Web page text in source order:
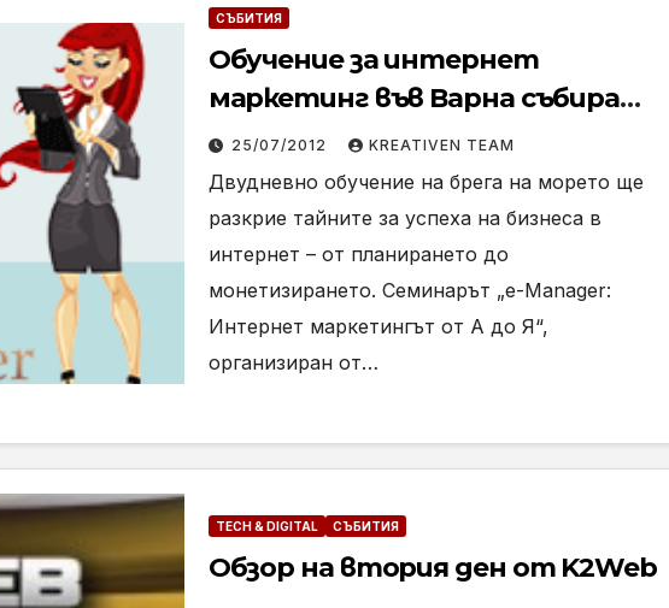
СЪБИТИЯ
Обучение за интернет
маркетинг във Варна събира
предприемачи и най-добрите
маркетинг експерти в края на
август
25/07/2012 KREATIVEN TEAM
Двудневно обучение на брега на морето ще
разкрие тайните за успеха на бизнеса в
интернет – от планирането до
монетизирането. Семинарът „е-Manager:
Интернет маркетингът от А до Я“,
организиран от…
TECH & DIGITAL СЪБИТИЯ
Обзор на втория ден от K2Web